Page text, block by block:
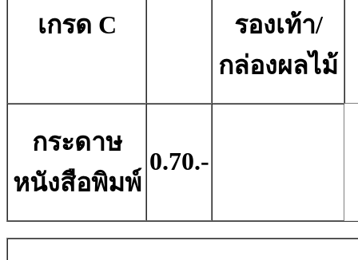
เกรด C
รองเท้า/
กล่องผลไม้
กระดาษ
หนังสือพิมพ์
0.70.-